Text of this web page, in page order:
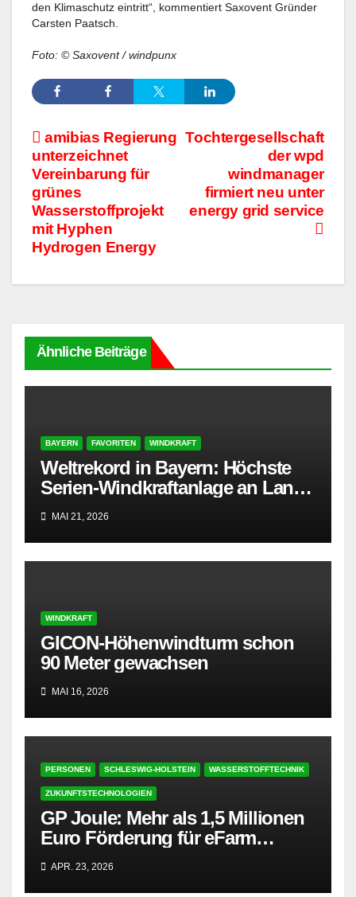
den Klimaschutz eintritt“, kommentiert Saxovent Gründer
Carsten Paatsch.
Foto: © Saxovent / windpunx
BeitragsnavigationTochtergesellschaft
der wpd
windmanager
firmiert neu unter
energy grid service
amibias Regierung
unterzeichnet
Vereinbarung für
grünes
Wasserstoffprojekt
mit Hyphen
Hydrogen Energy
Ähnliche Beiträge
BAYERN FAVORITEN WINDKRAFT
Weltrekord in Bayern: Höchste
Serien-Windkraftanlage an Land
entsteht
MAI 21, 2026
WINDKRAFT
GICON-Höhenwindturm schon
90 Meter gewachsen
MAI 16, 2026
PERSONEN SCHLESWIG-HOLSTEIN WASSERSTOFFTECHNIK
ZUKUNFTSTECHNOLOGIEN
GP Joule: Mehr als 1,5 Millionen
Euro Förderung für eFarm
Nordfriesland
APR. 23, 2026